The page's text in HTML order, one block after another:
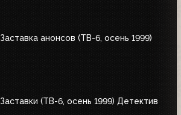
Заставка анонсов (ТВ-6, осень 1999)
Заставки (ТВ-6, осень 1999) Детектив